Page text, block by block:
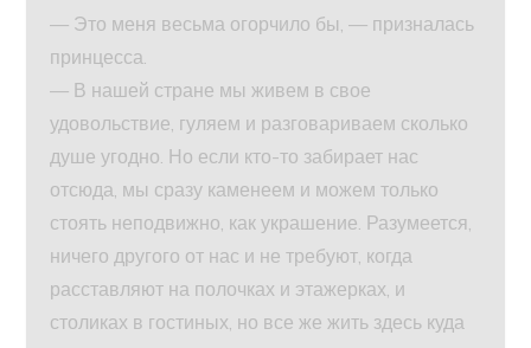
— Это меня весьма огорчило бы, — призналась
принцесса.
— В нашей стране мы живем в свое
удовольствие, гуляем и разговариваем сколько
душе угодно. Но если кто-то забирает нас
отсюда, мы сразу каменеем и можем только
стоять неподвижно, как украшение. Разумеется,
ничего другого от нас и не требуют, когда
расставляют на полочках и этажерках, и
столиках в гостиных, но все же жить здесь куда